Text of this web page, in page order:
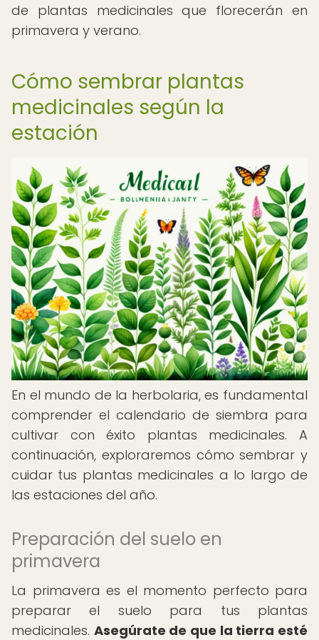
de plantas medicinales que florecerán en
primavera y verano.
Cómo sembrar plantas
medicinales según la
estación
En el mundo de la herbolaria, es fundamental
comprender el calendario de siembra para
cultivar con éxito plantas medicinales. A
continuación, exploraremos cómo sembrar y
cuidar tus plantas medicinales a lo largo de
las estaciones del año.
Preparación del suelo en
primavera
La primavera es el momento perfecto para
preparar el suelo para tus plantas
medicinales. Asegúrate de que la tierra esté